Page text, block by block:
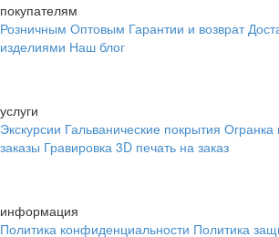
покупателям
Розничным Оптовым Гарантии и возврат
изделиями Наш блог
услуги
Экскурсии Гальванические покрытия Огранка
заказы Гравировка 3D печать на заказ
информация
Политика конфиденциальности Политика